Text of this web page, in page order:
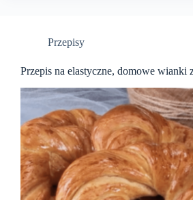
Przepisy
Przepis na elastyczne, domowe wianki